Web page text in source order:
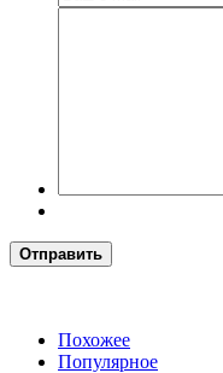
Отправить
Похожее
Популярное